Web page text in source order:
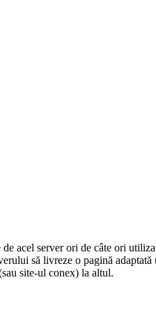
acel server ori de câte ori
să livreze o pagină
site-ul conex) la altul.